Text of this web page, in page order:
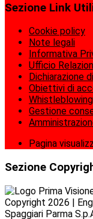
Sezione Link
Cookie policy
Note legali
Informativa
Ufficio
Dichiarazione
Obiettivi di
Whistleblowing
Gestione
Pagina
Sezione
Copyright 2026 |
Spaggiari Parma